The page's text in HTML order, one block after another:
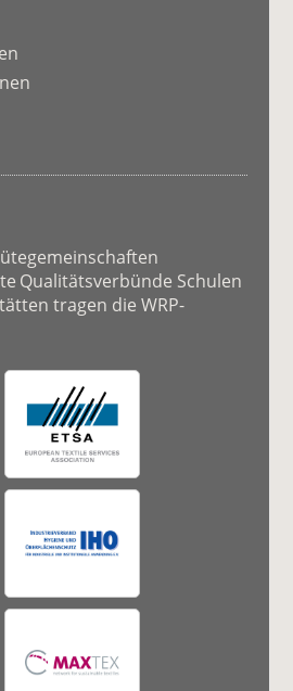
Qualitätsverbünde Schulen
tragen die WRP-